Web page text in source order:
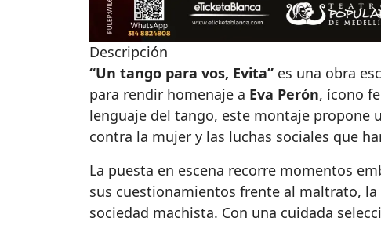
Descripción
“Un tango para vos, Evita” es una obra
para rendir homenaje a Eva Perón, ícono
lenguaje del tango, este montaje propone
contra la mujer y las luchas sociales que
La puesta en escena recorre momentos
sus cuestionamientos frente al maltrato,
sociedad machista. Con una cuidada